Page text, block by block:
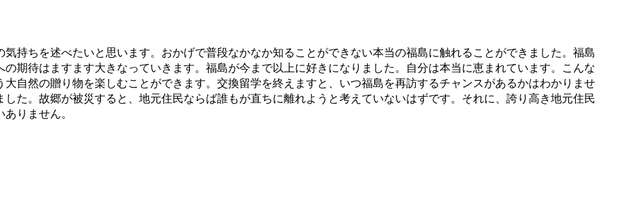
持ちを述べたいと思います。おかげで普段なかなか知ることができない本当の福島に触れることができました。福島
期待はますます大きなっていきます。福島が今まで以上に好きになりました。自分は本当に恵まれています。こんな
自然の贈り物を楽しむことができます。交換留学を終えますと、いつ福島を再訪するチャンスがあるかはわかりませ
た。故郷が被災すると、地元住民ならば誰もが直ちに離れようと考えていないはずです。それに、誇り高き地元住民
りません。